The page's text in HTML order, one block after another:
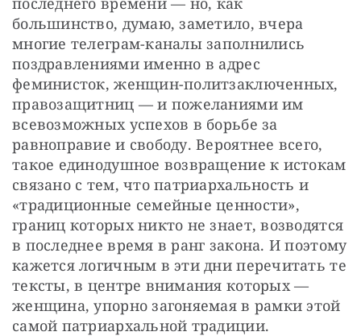
большинство, думаю, заметило, вчера
многие телеграм-каналы заполнились
поздравлениями именно в адрес
феминисток, женщин-политзаключенных,
правозащитниц — и пожеланиями им
всевозможных успехов в борьбе за
равноправие и свободу. Вероятнее всего,
такое единодушное возвращение к истокам
связано с тем, что патриархальность и
«традиционные семейные ценности»,
границ которых никто не знает, возводятся
в последнее время в ранг закона. И поэтому
кажется логичным в эти дни перечитать те
тексты, в центре внимания которых —
женщина, упорно загоняемая в рамки этой
самой патриархальной традиции.